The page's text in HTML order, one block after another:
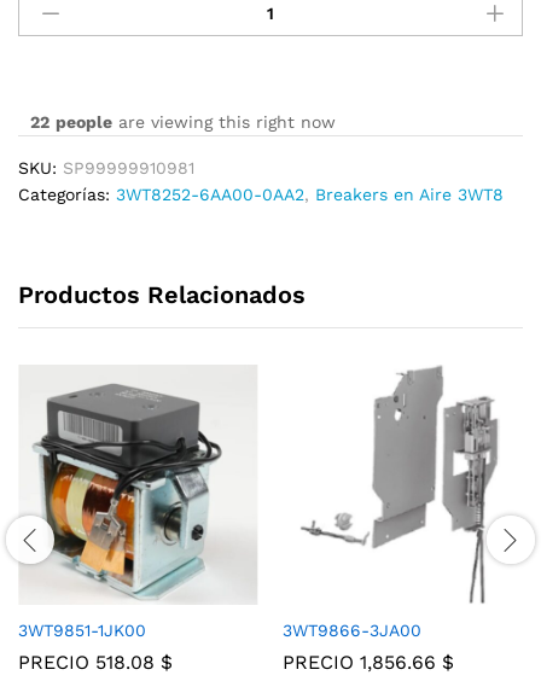
6AA00-
0AA2
22 people are viewing this right now
SKU: SP99999910981
Categorías: 3WT8252-6AA00-0AA2, Breakers en Aire 3WT8
Productos Relacionados
3WT9851-1JK00
PRECIO 518.08 $
3WT9866-3JA00
PRECIO 1,856.66 $